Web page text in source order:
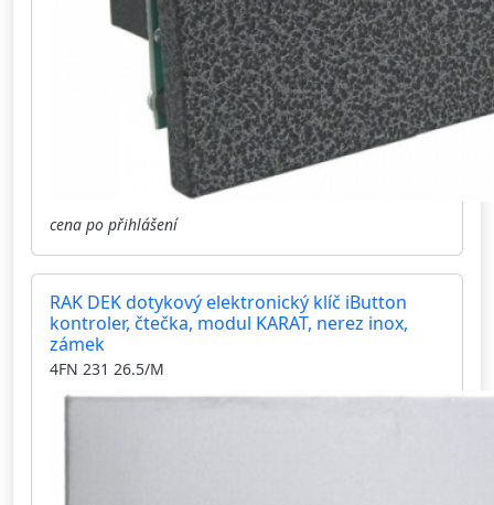
cena po přihlášení
RAK DEK dotykový elektronický klíč iButton
kontroler, čtečka, modul KARAT, nerez inox,
zámek
4FN 231 26.5/M